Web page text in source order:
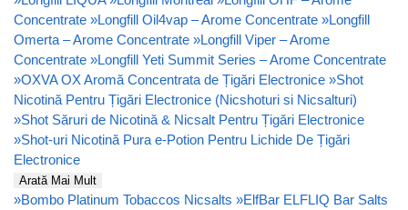
Concentrate »Longfill Oil4vap – Arome Concentrate »Longfill
Omerta – Arome Concentrate »Longfill Viper – Arome
Concentrate »Longfill Yeti Summit Series – Arome Concentrate
»OXVA OX Aromă Concentrata de Țigări Electronice »Shot
Nicotină Pentru Țigări Electronice (Nicshoturi si Nicsalturi)
»Shot Săruri de Nicotină & Nicsalt Pentru Țigări Electronice
»Shot-uri Nicotină Pura e-Potion Pentru Lichide De Țigări
Electronice
Arată Mai Mult
»Bombo Platinum Tobaccos Nicsalts »ElfBar ELFLIQ Bar Salts